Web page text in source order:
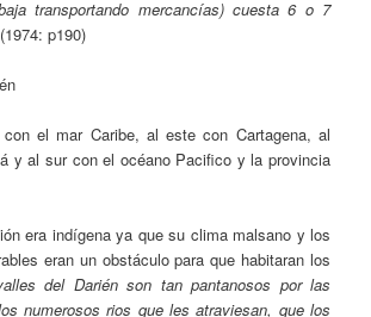
transportando mercancías) cuesta 6 o 7
(1974: p190)
el mar Caribe, al este con Cartagena, al
y al sur con el océano Pacifico y la provincia
era indígena ya que su clima malsano y los
eran un obstáculo para que habitaran los
del Darién son tan pantanosos por las
numerosos rios que les atraviesan, que los